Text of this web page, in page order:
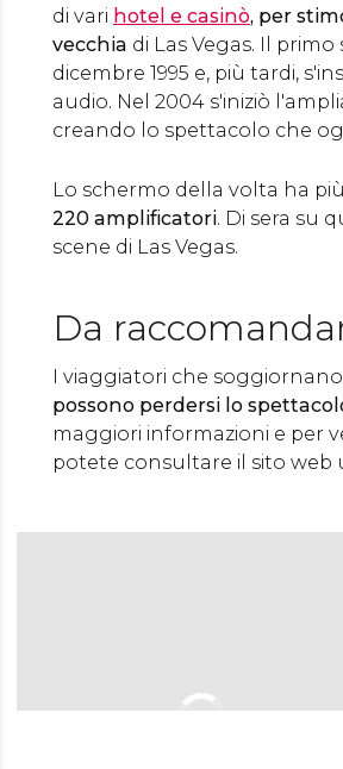
di vari hotel e casinò, per
vecchia di Las Vegas. Il
dicembre 1995 e, più tardi,
audio. Nel 2004 s'iniziò
creando lo spettacolo che
Lo schermo della volta ha
220 amplificatori. Di sera su
scene di Las Vegas.
Da
I viaggiatori che
possono perdersi lo
maggiori informazioni e per
potete consultare il sito web